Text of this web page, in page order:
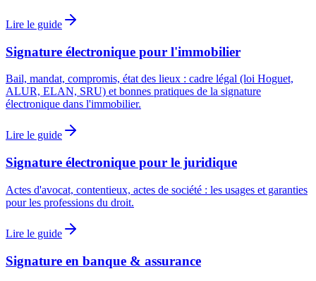
Lire le guide
Signature électronique pour l'immobilier
Bail, mandat, compromis, état des lieux : cadre légal (loi Hoguet,
ALUR, ELAN, SRU) et bonnes pratiques de la signature
électronique dans l'immobilier.
Lire le guide
Signature électronique pour le juridique
Actes d'avocat, contentieux, actes de société : les usages et garanties
pour les professions du droit.
Lire le guide
Signature en banque & assurance